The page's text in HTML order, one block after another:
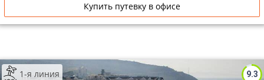
Купить путевку в офисе
9.3
1-я линия